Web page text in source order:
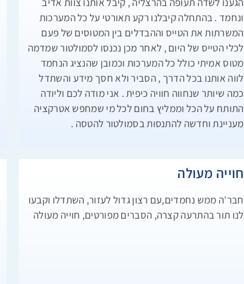
ונחמד . בהתחלה קיבלנו רקע תאורטי על כל המערכות
המשרתות את הטייס וההבדלים בין המטוסים של פעם
לכלי הטייס של היום , לאחר מכן נכנסו לסמולטור שמדמה
מטוס אמיתי כולל כל המערכות וכמובן שהנציג הנחמד
לווה אותנו בכל הדרך , הסביר ולא חסך מידע והשתדל
כמה שיותר שנחווה חוויה כיפית . אני מודה לכם וליודה
התותח על הכל וממליץ בחום לכל מי שמחפש אטרקציה
מעניינת וחדשה להתנסות בסמולטור להטסה .
חוייה מעולה
חבר'ה ממש נחמדים,עם רצון גדול לעזור, השתדלו וקבעו
לנו תור בהתרעה קצרה, הסברים מפורטים, חוייה מעולה